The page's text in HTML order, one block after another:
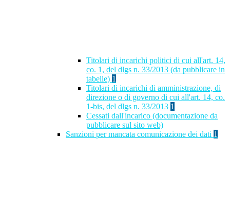
Titolari di incarichi politici di cui all'art. 14,
co. 1, del dlgs n. 33/2013 (da pubblicare in
tabelle) 1
Titolari di incarichi di amministrazione, di
direzione o di governo di cui all'art. 14, co.
1-bis, del dlgs n. 33/2013 1
Cessati dall'incarico (documentazione da
pubblicare sul sito web)
Sanzioni per mancata comunicazione dei dati 1